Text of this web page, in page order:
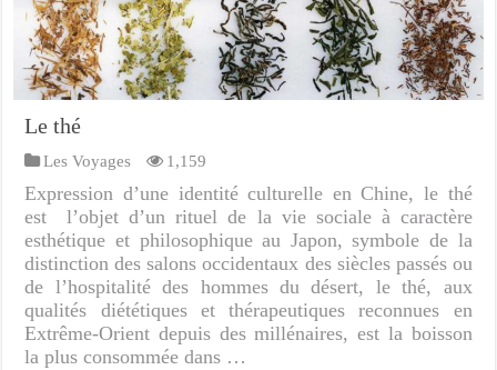
Le thé
Les Voyages 1,159
Expression d’une identité culturelle en Chine, le thé
est l’objet d’un rituel de la vie sociale à caractère
esthétique et philosophique au Japon, symbole de la
distinction des salons occidentaux des siècles passés ou
de l’hospitalité des hommes du désert, le thé, aux
qualités diététiques et thérapeutiques reconnues en
Extrême-Orient depuis des millénaires, est la boisson
la plus consommée dans …